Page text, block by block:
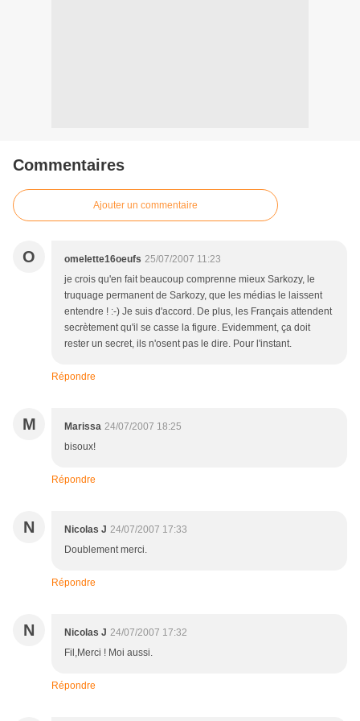
Commentaires
Ajouter un commentaire
O omelette16oeufs 25/07/2007 11:23
je crois qu'en fait beaucoup comprenne mieux Sarkozy, le
truquage permanent de Sarkozy, que les médias le laissent
entendre ! :-) Je suis d'accord. De plus, les Français attendent
secrètement qu'il se casse la figure. Evidemment, ça doit
rester un secret, ils n'osent pas le dire. Pour l'instant.
Répondre
M Marissa 24/07/2007 18:25
bisoux!
Répondre
N Nicolas J 24/07/2007 17:33
Doublement merci.
Répondre
N Nicolas J 24/07/2007 17:32
Fil,Merci ! Moi aussi.
Répondre